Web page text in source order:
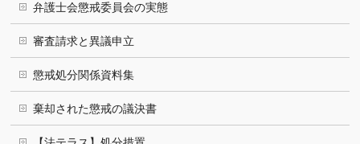
弁護士会懲戒委員会の実態
審査請求と異議申立
懲戒処分関係資料集
棄却された懲戒の議決書